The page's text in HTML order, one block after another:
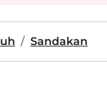
Sandakan